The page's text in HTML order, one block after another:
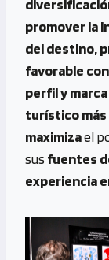
promover la
del destino,
favorable
perfil y
turístico más
maximizael
sus fuentes
experiencia